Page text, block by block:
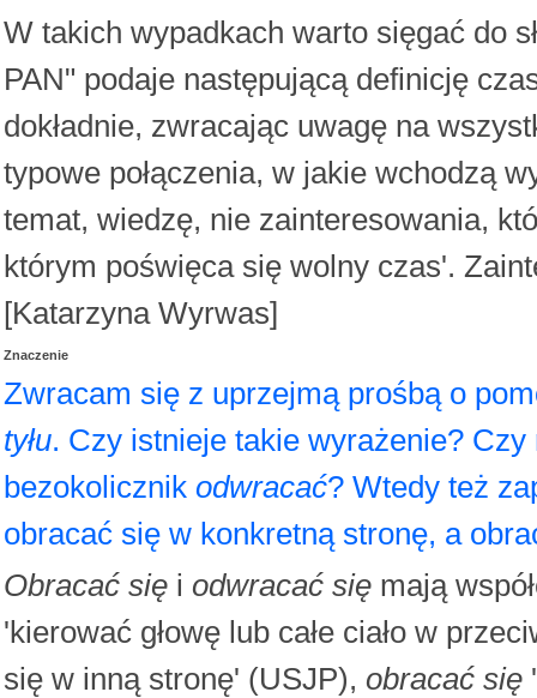
W takich wypadkach warto sięgać do
PAN" podaje następującą definicję
dokładnie, zwracając uwagę na
typowe połączenia, w jakie wchodzą
temat, wiedzę, nie zainteresowania,
którym poświęca się wolny czas'.
[Katarzyna Wyrwas]
Znaczenie
Zwracam się z uprzejmą prośbą o
tyłu. Czy istnieje takie wyrażenie?
bezokolicznik odwracać? Wtedy też
obracać się w konkretną stronę, a
Obracać się i odwracać się mają
'kierować głowę lub całe ciało w
się w inną stronę' (USJP), obracać się